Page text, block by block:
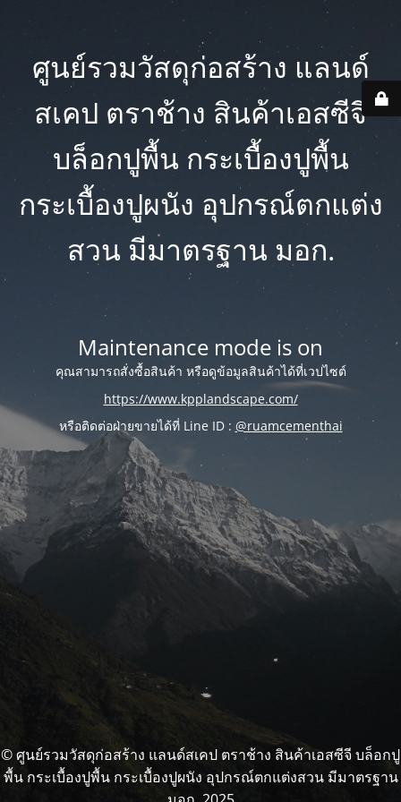
ศูนย์รวมวัสดุก่อสร้าง แลนด์
สเคป ตราช้าง สินค้าเอสซีจี
บล็อกปูพื้น กระเบื้องปูพื้น
กระเบื้องปูผนัง อุปกรณ์ตกแต่ง
สวน มีมาตรฐาน มอก.
Maintenance mode is on
คุณสามารถสั่งซื้อสินค้า หรือดูข้อมูลสินค้าได้ที่เวปไซต์
https://www.kpplandscape.com/
หรือติดต่อฝ่ายขายได้ที่ Line ID : @ruamcementhai
© ศูนย์รวมวัสดุก่อสร้าง แลนด์สเคป ตราช้าง สินค้าเอสซีจี บล็อกปู
พื้น กระเบื้องปูพื้น กระเบื้องปูผนัง อุปกรณ์ตกแต่งสวน มีมาตรฐาน